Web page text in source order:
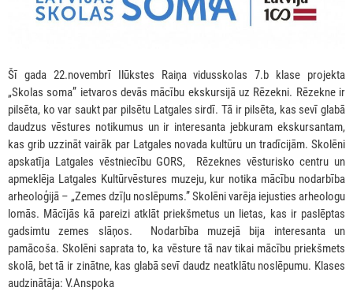
Šī gada 22.novembrī Ilūkstes Raiņa vidusskolas 7.b klase projekta
„Skolas soma” ietvaros devās mācību ekskursijā uz Rēzekni. Rēzekne ir
pilsēta, ko var saukt par pilsētu Latgales sirdī. Tā ir pilsēta, kas sevī glabā
daudzus vēstures notikumus un ir interesanta jebkuram ekskursantam,
kas grib uzzināt vairāk par Latgales novada kultūru un tradīcijām. Skolēni
apskatīja Latgales vēstniecību GORS, Rēzeknes vēsturisko centru un
apmeklēja Latgales Kultūrvēstures muzeju, kur notika mācību nodarbība
arheoloģijā – „Zemes dzīļu noslēpums.” Skolēni varēja iejusties arheologu
lomās. Mācījās kā pareizi atklāt priekšmetus un lietas, kas ir paslēptas
gadsimtu zemes slāņos. Nodarbība muzejā bija interesanta un
pamācoša. Skolēni saprata to, ka vēsture tā nav tikai mācību priekšmets
skolā, bet tā ir zinātne, kas glabā sevī daudz neatklātu noslēpumu. Klases
audzinātāja: V.Anspoka